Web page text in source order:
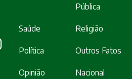
Pública
Saúde Religião
Política Outros Fatos
Opinião Nacional